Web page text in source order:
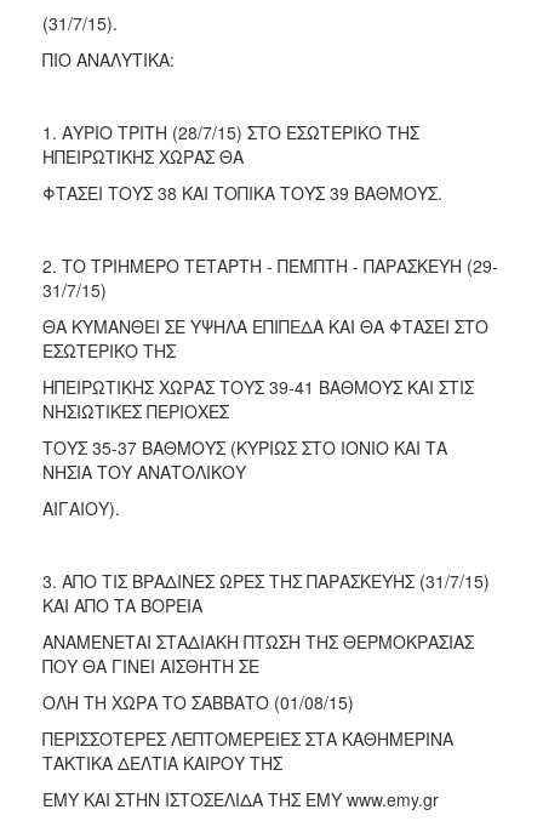
(31/7/15).
ΠΙΟ ΑΝΑΛΥΤΙΚΑ:
1. ΑΥΡΙΟ ΤΡΙΤΗ (28/7/15) ΣΤΟ ΕΣΩΤΕΡΙΚΟ ΤΗΣ
ΗΠΕΙΡΩΤΙΚΗΣ ΧΩΡΑΣ ΘΑ
ΦΤΑΣΕΙ ΤΟΥΣ 38 ΚΑΙ ΤΟΠΙΚΑ ΤΟΥΣ 39 ΒΑΘΜΟΥΣ.
2. ΤΟ ΤΡΙΗΜΕΡΟ ΤΕΤΑΡΤΗ - ΠΕΜΠΤΗ - ΠΑΡΑΣΚΕΥΗ (29-
31/7/15)
ΘΑ ΚΥΜΑΝΘΕΙ ΣΕ ΥΨΗΛΑ ΕΠΙΠΕΔΑ ΚΑΙ ΘΑ ΦΤΑΣΕΙ ΣΤΟ
ΕΣΩΤΕΡΙΚΟ ΤΗΣ
ΗΠΕΙΡΩΤΙΚΗΣ ΧΩΡΑΣ ΤΟΥΣ 39-41 ΒΑΘΜΟΥΣ ΚΑΙ ΣΤΙΣ
ΝΗΣΙΩΤΙΚΕΣ ΠΕΡΙΟΧΕΣ
ΤΟΥΣ 35-37 ΒΑΘΜΟΥΣ (ΚΥΡΙΩΣ ΣΤΟ ΙΟΝΙΟ ΚΑΙ ΤΑ
ΝΗΣΙΑ ΤΟΥ ΑΝΑΤΟΛΙΚΟΥ
ΑΙΓΑΙΟΥ).
3. ΑΠΟ ΤΙΣ ΒΡΑΔΙΝΕΣ ΩΡΕΣ ΤΗΣ ΠΑΡΑΣΚΕΥΗΣ (31/7/15)
ΚΑΙ ΑΠΟ ΤΑ ΒΟΡΕΙΑ
ΑΝΑΜΕΝΕΤΑΙ ΣΤΑΔΙΑΚΗ ΠΤΩΣΗ ΤΗΣ ΘΕΡΜΟΚΡΑΣΙΑΣ
ΠΟΥ ΘΑ ΓΙΝΕΙ ΑΙΣΘΗΤΗ ΣΕ
ΟΛΗ ΤΗ ΧΩΡΑ ΤΟ ΣΑΒΒΑΤΟ (01/08/15)
ΠΕΡΙΣΣΟΤΕΡΕΣ ΛΕΠΤΟΜΕΡΕΙΕΣ ΣΤΑ ΚΑΘΗΜΕΡΙΝΑ
ΤΑΚΤΙΚΑ ΔΕΛΤΙΑ ΚΑΙΡΟΥ ΤΗΣ
ΕΜΥ ΚΑΙ ΣΤΗΝ ΙΣΤΟΣΕΛΙΔΑ ΤΗΣ ΕΜΥ www.emy.gr